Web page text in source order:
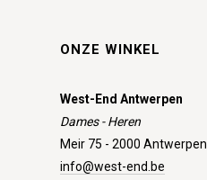
ONZE WINKEL
West-End Antwerpen
Dames - Heren
Meir 75 - 2000 Antwerpen
info@west-end.be